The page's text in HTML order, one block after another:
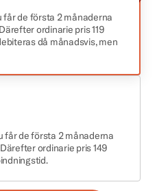
de första 2 månaderna
ordinarie pris 119
då månadsvis, men
får de första 2 månaderna
ordinarie pris 149